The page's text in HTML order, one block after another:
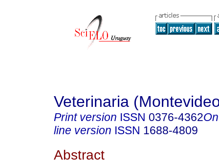
Veterinaria
Print version ISSN 0376-4362
line version ISSN 1688-4809
Abstract